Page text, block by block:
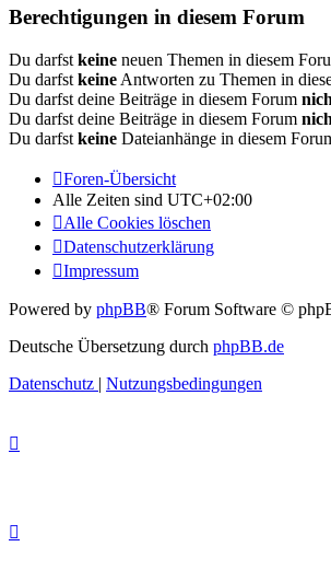
Berechtigungen in diesem Forum
Du darfst keine neuen Themen in diesem
Du darfst keine Antworten zu Themen in
Du darfst deine Beiträge in diesem Forum
Du darfst deine Beiträge in diesem Forum
Du darfst keine Dateianhänge in diesem
Foren-Übersicht
Alle Zeiten sind UTC+02:00
Alle Cookies löschen
Datenschutzerklärung
Impressum
Powered by phpBB® Forum Software ©
Deutsche Übersetzung durch phpBB.de
Datenschutz | Nutzungsbedingungen